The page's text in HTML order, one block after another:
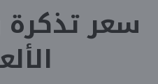
سعر تذكرة